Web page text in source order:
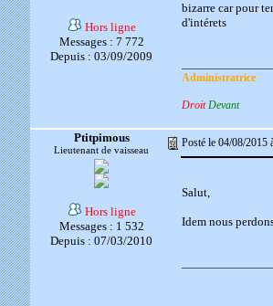
Hors ligne
Messages : 7 772
Depuis : 03/09/2009
bizarre car pour
d'intérets
Administratrice
Droit Devant
Ptitpimous
Lieutenant de vaisseau
Posté le 04/08/2015
Hors ligne
Messages : 1 532
Depuis : 07/03/2010
Salut,
Idem nous